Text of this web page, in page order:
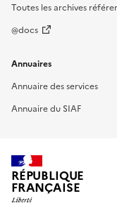
Toutes les archives
@docs
Annuaires
Annuaire des services
Annuaire du SIAF
RÉPUBLIQUE
FRANÇAISE